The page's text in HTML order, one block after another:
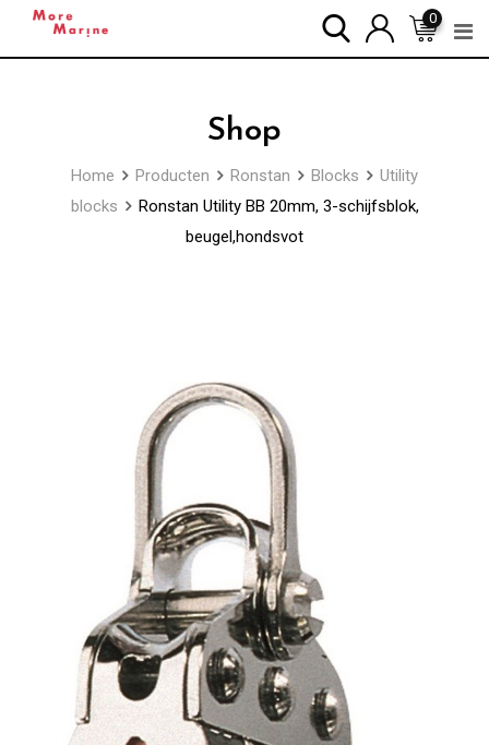
0
Shop
Home Producten Ronstan Blocks
Utility
blocks
Ronstan Utility BB 20mm, 3-schijfsblok,
beugel,hondsvot